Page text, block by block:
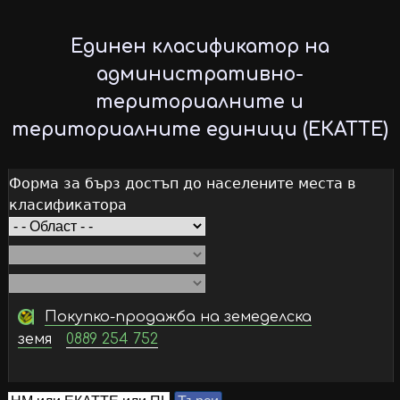
to
main
content
Единен класификатор на
административно-
териториалните и
териториалните единици (ЕКАТТЕ)
Форма за бърз достъп до населените места в
класификатора
Покупко-продажба на земеделска
земя
0889 254 752